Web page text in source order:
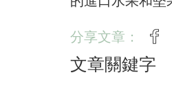
分享文章：
文章關鍵字